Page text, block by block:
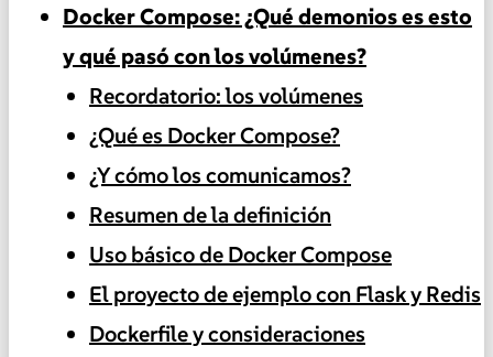
Docker Compose: ¿Qué demonios es esto
y qué pasó con los volúmenes?
Recordatorio: los volúmenes
¿Qué es Docker Compose?
¿Y cómo los comunicamos?
Resumen de la definición
Uso básico de Docker Compose
El proyecto de ejemplo con Flask y Redis
Dockerfile y consideraciones